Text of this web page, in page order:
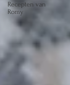
Recepten van
Romy